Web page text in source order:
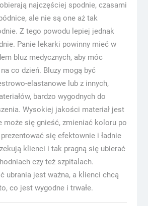
najczęściej spodnie, czasami
ale nie są one aż tak
Z tego powodu lepiej jednak
Panie lekarki powinny mieć w
bluz medycznych, aby móc
co dzień. Bluzy mogą być
elastanowe lub z innych,
bardzo wygodnych do
Wysokiej jakości materiał jest
może się gnieść, zmieniać koloru po
się efektownie i ładnie
klienci i tak pragną się ubierać
czy też szpitalach.
ubrania jest ważna, a klienci chcą
co jest wygodne i trwałe.